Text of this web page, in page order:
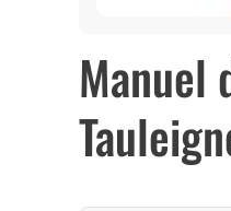
Manuel